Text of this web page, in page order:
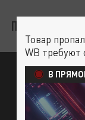
Последние
Товар
WB требуют
В